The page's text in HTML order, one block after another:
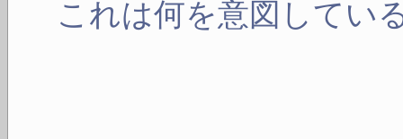
これは何を意図してい